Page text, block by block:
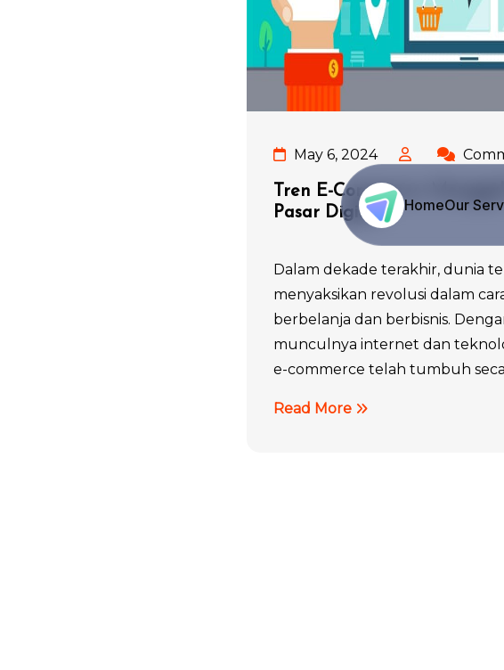
HomeOur
May 6, 2024
Tren E-Commerce:
Pasar Digital
Dalam dekade terakhir, dunia
menyaksikan revolusi dalam
berbelanja dan berbisnis.
munculnya internet dan
e-commerce telah tumbuh
Read More